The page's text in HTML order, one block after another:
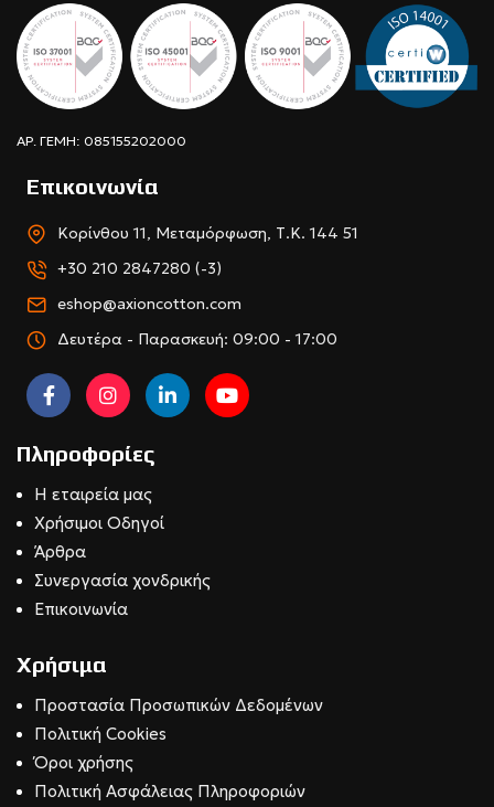
ΑΡ. ΓΕΜΗ: 085155202000
Επικοινωνία
Κορίνθου 11, Μεταμόρφωση, Τ.Κ. 144 51
+30 210 2847280 (-3)
eshop@axioncotton.com
Δευτέρα - Παρασκευή: 09:00 - 17:00
Πληροφορίες
Η εταιρεία μας
Χρήσιμοι Οδηγοί
Άρθρα
Συνεργασία χονδρικής
Επικοινωνία
Χρήσιμα
Προστασία Προσωπικών Δεδομένων
Πολιτική Cookies
Όροι χρήσης
Πολιτική Ασφάλειας Πληροφοριών